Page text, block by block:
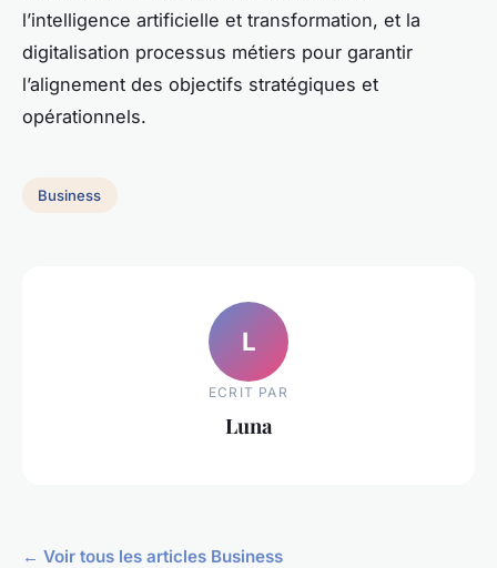
l’intelligence artificielle et transformation, et la
digitalisation processus métiers pour garantir
l’alignement des objectifs stratégiques et
opérationnels.
Business
L
ECRIT PAR
Luna
← Voir tous les articles Business